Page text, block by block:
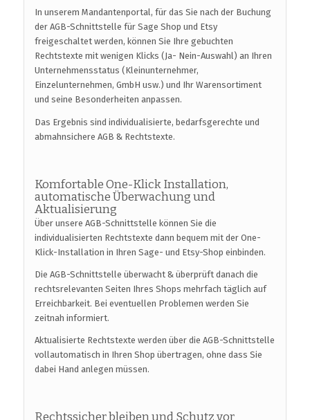
In unserem Mandantenportal, für das Sie nach der Buchung
der AGB-Schnittstelle für Sage Shop und Etsy
freigeschaltet werden, können Sie Ihre gebuchten
Rechtstexte mit wenigen Klicks (Ja- Nein-Auswahl) an Ihren
Unternehmensstatus (Kleinunternehmer,
Einzelunternehmen, GmbH usw.) und Ihr Warensortiment
und seine Besonderheiten anpassen.
Das Ergebnis sind individualisierte, bedarfsgerechte und
abmahnsichere AGB & Rechtstexte.
Komfortable One-Klick Installation,
automatische Überwachung und
Aktualisierung
Über unsere AGB-Schnittstelle können Sie die
individualisierten Rechtstexte dann bequem mit der One-
Klick-Installation in Ihren Sage- und Etsy-Shop einbinden.
Die AGB-Schnittstelle überwacht & überprüft danach die
rechtsrelevanten Seiten Ihres Shops mehrfach täglich auf
Erreichbarkeit. Bei eventuellen Problemen werden Sie
zeitnah informiert.
Aktualisierte Rechtstexte werden über die AGB-Schnittstelle
vollautomatisch in Ihren Shop übertragen, ohne dass Sie
dabei Hand anlegen müssen.
Rechtssicher bleiben und Schutz vor